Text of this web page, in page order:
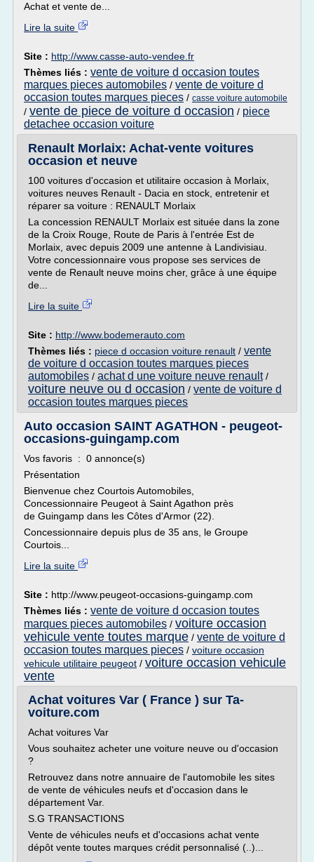
Achat et vente de...
Lire la suite
Site : http://www.casse-auto-vendee.fr
Thèmes liés : vente de voiture d occasion toutes
marques pieces automobiles / vente de voiture d
occasion toutes marques pieces / casse voiture automobile
/ vente de piece de voiture d occasion / piece
detachee occasion voiture
Renault Morlaix: Achat-vente voitures
occasion et neuve
100 voitures d'occasion et utilitaire occasion à Morlaix,
voitures neuves Renault - Dacia en stock, entretenir et
réparer sa voiture : RENAULT Morlaix
La concession RENAULT Morlaix est située dans la zone
de la Croix Rouge, Route de Paris à l'entrée Est de
Morlaix, avec depuis 2009 une antenne à Landivisiau.
Votre concessionnaire vous propose ses services de
vente de Renault neuve moins cher, grâce à une équipe
de...
Lire la suite
Site : http://www.bodemerauto.com
Thèmes liés : piece d occasion voiture renault / vente
de voiture d occasion toutes marques pieces
automobiles / achat d une voiture neuve renault/
voiture neuve ou d occasion / vente de voiture d
occasion toutes marques pieces
Auto occasion SAINT AGATHON - peugeot-
occasions-guingamp.com
Vos favoris : 0 annonce(s)
Présentation
Bienvenue chez Courtois Automobiles,
Concessionnaire Peugeot à Saint Agathon près
de Guingamp dans les Côtes d'Armor (22).
Concessionnaire depuis plus de 35 ans, le Groupe
Courtois...
Lire la suite
Site : http://www.peugeot-occasions-guingamp.com
Thèmes liés : vente de voiture d occasion toutes
marques pieces automobiles / voiture occasion
vehicule vente toutes marque / vente de voiture d
occasion toutes marques pieces / voiture occasion
vehicule utilitaire peugeot / voiture occasion vehicule
vente
Achat voitures Var ( France ) sur Ta-
voiture.com
Achat voitures Var
Vous souhaitez acheter une voiture neuve ou d'occasion
?
Retrouvez dans notre annuaire de l'automobile les sites
de vente de véhicules neufs et d'occasion dans le
département Var.
S.G TRANSACTIONS
Vente de véhicules neufs et d'occasions achat vente
dépôt vente toutes marques crédit personnalisé (..)...